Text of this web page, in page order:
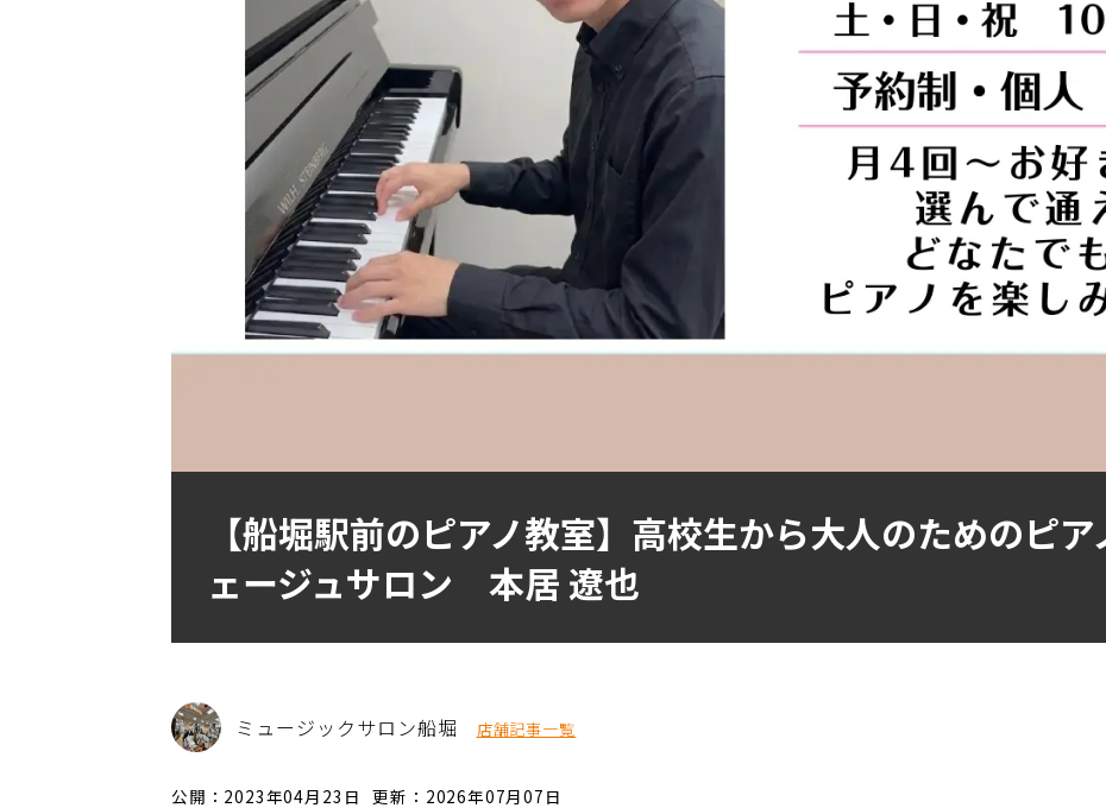
【船堀駅前のピアノ教室】高校生から大人のためのピ
ェージュサロン 本居 遼也
ミュージックサロン船堀 店舗記事一覧
公開：2023年04月23日 更新：2026年07月07日